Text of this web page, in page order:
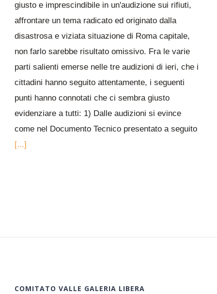
giusto e imprescindibile in un'audizione sui rifiuti,
affrontare un tema radicato ed originato dalla
disastrosa e viziata situazione di Roma capitale,
non farlo sarebbe risultato omissivo. Fra le varie
parti salienti emerse nelle tre audizioni di ieri, che i
cittadini hanno seguito attentamente, i seguenti
punti hanno connotati che ci sembra giusto
evidenziare a tutti: 1) Dalle audizioni si evince
come nel Documento Tecnico presentato a seguito
[...]
COMITATO VALLE GALERIA LIBERA